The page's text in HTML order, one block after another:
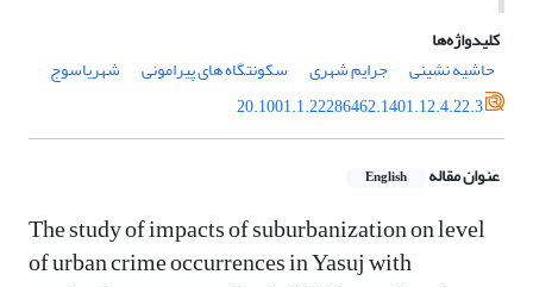
کلیدواژه‌ها
حاشیه نشینی
جرایم شهری سکونتگاه های پیرامونی
شهریاسوج
20.1001.1.22286462.1401.12.4.22.3
عنوان مقاله English
The study of impacts of suburbanization on level
of urban crime occurrences in Yasuj with